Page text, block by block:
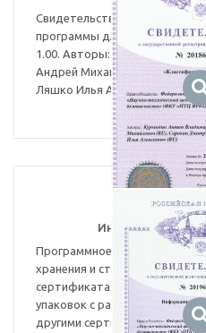
Свидетельство о
программы для ЭВМ №
1.00. Авторы: Курындин
Андрей Михайлович,
Ляшко Илья Александрович.
Информационная
Программное средство
хранения и структурирования
сертификатах-разрешениях
упаковок с радиоактивными
другими сертификатами-